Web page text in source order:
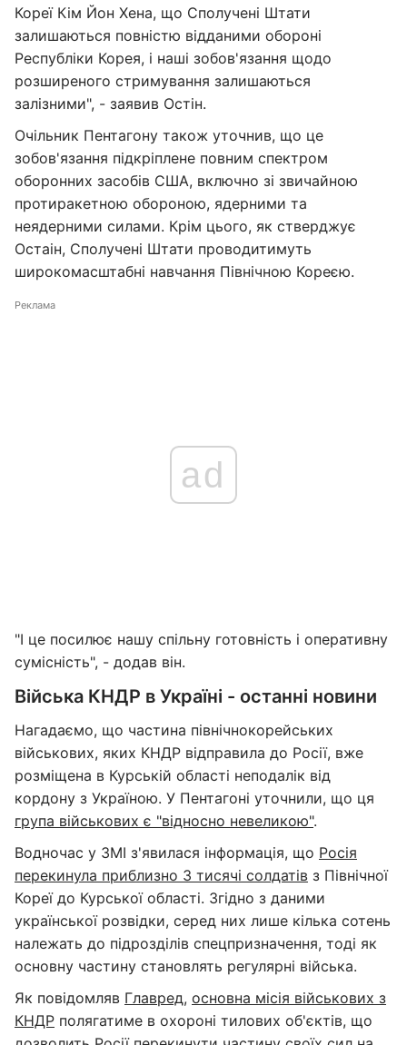
Кореї Кім Йон Хена, що Сполучені Штати
залишаються повністю відданими обороні
Республіки Корея, і наші зобов'язання щодо
розширеного стримування залишаються
залізними", - заявив Остін.
Очільник Пентагону також уточнив, що це
зобов'язання підкріплене повним спектром
оборонних засобів США, включно зі звичайною
протиракетною обороною, ядерними та
неядерними силами. Крім цього, як стверджує
Остаін, Сполучені Штати проводитимуть
широкомасштабні навчання Північною Кореєю.
Реклама
ad
"І це посилює нашу спільну готовність і оперативну
сумісність", - додав він.
Війська КНДР в Україні - останні новини
Нагадаємо, що частина північнокорейських
військових, яких КНДР відправила до Росії, вже
розміщена в Курській області неподалік від
кордону з Україною. У Пентагоні уточнили, що ця
група військових є "відносно невеликою".
Водночас у ЗМІ з'явилася інформація, що Росія
перекинула приблизно 3 тисячі солдатів з Північної
Кореї до Курської області. Згідно з даними
української розвідки, серед них лише кілька сотень
належать до підрозділів спецпризначення, тоді як
основну частину становлять регулярні війська.
Як повідомляв Главред, основна місія військових з
КНДР полягатиме в охороні тилових об'єктів, що